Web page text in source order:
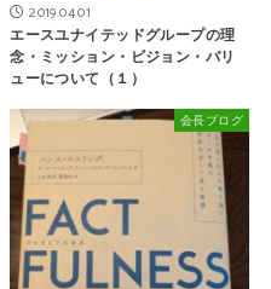
2019.04.01
エースユナイテッドグループの理
念・ミッション・ビジョン・バリ
ューについて（１）
会長ブログ